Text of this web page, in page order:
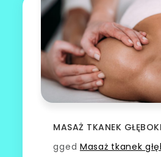
MASAŻ TKANEK
gged Masaż tkanek